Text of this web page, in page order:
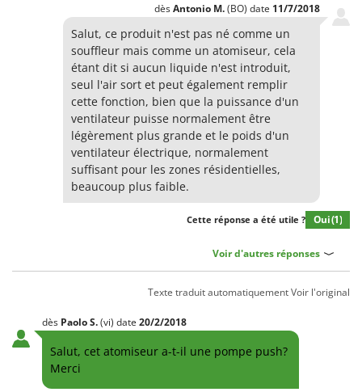
dèsAntonio M.(BO) date 11/7/2018
Salut, ce produit n'est pas né comme un
souffleur mais comme un atomiseur, cela
étant dit si aucun liquide n'est introduit,
seul l'air sort et peut également remplir
cette fonction, bien que la puissance d'un
ventilateur puisse normalement être
légèrement plus grande et le poids d'un
ventilateur électrique, normalement
suffisant pour les zones résidentielles,
beaucoup plus faible.
Cette réponse a été utile ? Oui(1)
Voir d'autres réponses
Texte traduit automatiquementVoir l'original
dès PaoloS.(vi) date 20/2/2018
Salut, cet atomiseur a-t-il une pompe push?
Merci